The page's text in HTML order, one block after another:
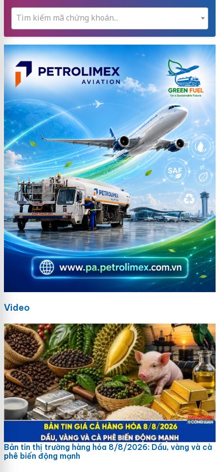
Tìm kiếm mã chứng khoán...
Video
Bản tin thị trường hàng hóa 8/8/2026: Dầu, vàng và cà
phê biến động mạnh